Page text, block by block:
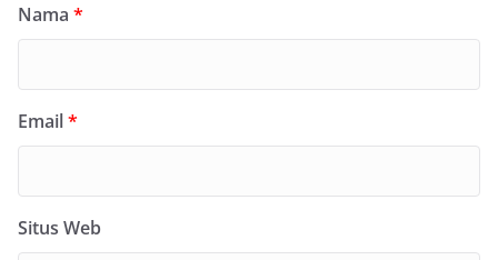
Nama *
Email*
Situs Web